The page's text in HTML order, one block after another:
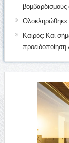
βομβαρδισμούς
Ολοκληρώθηκε
Καιρός: Και
προειδοποίηση